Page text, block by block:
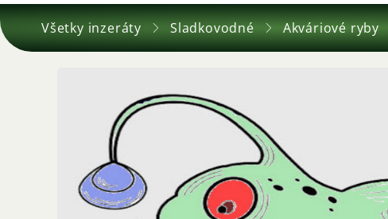
Všetky inzeráty Sladkovodné Akváriové ryby